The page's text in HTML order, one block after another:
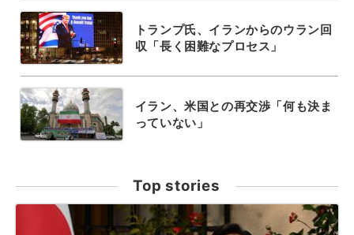
トランプ氏、イランからのウラン回
収「長く困難なプロセス」
イラン、米国との再交渉「何も決ま
っていない」
Top stories